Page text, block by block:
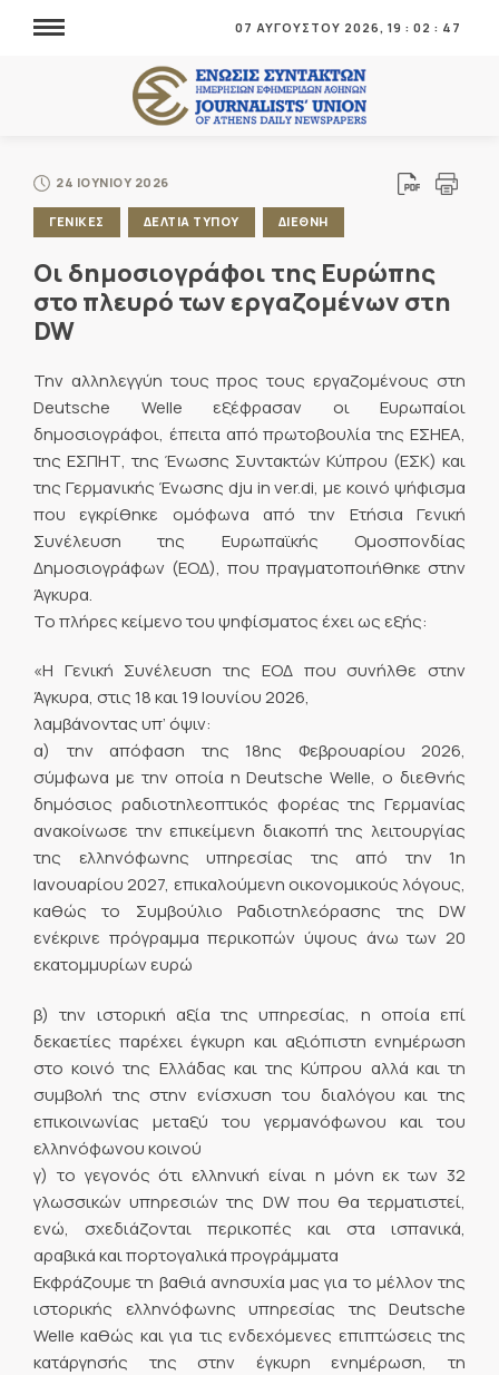
07 ΑΥΓΟΥΣΤΟΥ 2026, 19 : 02 : 48
24 ΙΟΥΝΙΟΥ 2026
ΓΕΝΙΚΕΣ ΔΕΛΤΙΑ ΤΥΠΟΥ ΔΙΕΘΝΗ
Οι δημοσιογράφοι της Ευρώπης
στο πλευρό των εργαζομένων στη
DW
Την αλληλεγγύη τους προς τους εργαζομένους στη
Deutsche Welle εξέφρασαν οι Ευρωπαίοι
δημοσιογράφοι, έπειτα από πρωτοβουλία της ΕΣΗΕΑ,
της ΕΣΠΗΤ, της Ένωσης Συντακτών Κύπρου (ΕΣΚ) και
της Γερμανικής Ένωσης dju in ver.di, με κοινό ψήφισμα
που εγκρίθηκε ομόφωνα από την Ετήσια Γενική
Συνέλευση της Ευρωπαϊκής Ομοσπονδίας
Δημοσιογράφων (ΕΟΔ), που πραγματοποιήθηκε στην
Άγκυρα.
Το πλήρες κείμενο του ψηφίσματος έχει ως εξής:
«Η Γενική Συνέλευση της ΕΟΔ που συνήλθε στην
Άγκυρα, στις 18 και 19 Ιουνίου 2026,
λαμβάνοντας υπ’ όψιν:
α) την απόφαση της 18ης Φεβρουαρίου 2026,
σύμφωνα με την οποία η Deutsche Welle, ο διεθνής
δημόσιος ραδιοτηλεοπτικός φορέας της Γερμανίας
ανακοίνωσε την επικείμενη διακοπή της λειτουργίας
της ελληνόφωνης υπηρεσίας της από την 1η
Ιανουαρίου 2027, επικαλούμενη οικονομικούς λόγους,
καθώς το Συμβούλιο Ραδιοτηλεόρασης της DW
ενέκρινε πρόγραμμα περικοπών ύψους άνω των 20
εκατομμυρίων ευρώ
β) την ιστορική αξία της υπηρεσίας, η οποία επί
δεκαετίες παρέχει έγκυρη και αξιόπιστη ενημέρωση
στο κοινό της Ελλάδας και της Κύπρου αλλά και τη
συμβολή της στην ενίσχυση του διαλόγου και της
επικοινωνίας μεταξύ του γερμανόφωνου και του
ελληνόφωνου κοινού
γ) το γεγονός ότι ελληνική είναι η μόνη εκ των 32
γλωσσικών υπηρεσιών της DW που θα τερματιστεί,
ενώ, σχεδιάζονται περικοπές και στα ισπανικά,
αραβικά και πορτογαλικά προγράμματα
Εκφράζουμε τη βαθιά ανησυχία μας για το μέλλον της
ιστορικής ελληνόφωνης υπηρεσίας της Deutsche
Welle καθώς και για τις ενδεχόμενες επιπτώσεις της
κατάργησής της στην έγκυρη ενημέρωση, τη